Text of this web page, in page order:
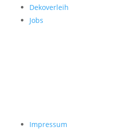
Dekoverleih
Jobs
Impressum